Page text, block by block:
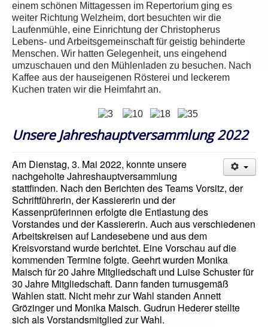
einem schönen Mittagessen im Repertorium ging es
weiter Richtung Welzheim, dort besuchten wir die
Laufenmühle, eine Einrichtung der Christopherus
Lebens- und Arbeitsgemeinschaft für geistig behinderte
Menschen. Wir hatten Gelegenheit, uns eingehend
umzuschauen und den Mühlenladen zu besuchen. Nach
Kaffee aus der hauseigenen Rösterei und leckerem
Kuchen traten wir die Heimfahrt an.
Unsere Jahreshauptversammlung 2022
Am Dienstag, 3. Mai 2022, konnte unsere
nachgeholte Jahreshauptversammlung
stattfinden. Nach den Berichten des Teams Vorsitz, der
Schriftführerin, der Kassiererin und der
Kassenprüferinnen erfolgte die Entlastung des
Vorstandes und der Kassiererin. Auch aus verschiedenen
Arbeitskreisen auf Landesebene und aus dem
Kreisvorstand wurde berichtet. Eine Vorschau auf die
kommenden Termine folgte. Geehrt wurden Monika
Maisch für 20 Jahre Mitgliedschaft und Luise Schuster für
30 Jahre Mitgliedschaft. Dann fanden turnusgemäß
Wahlen statt. Nicht mehr zur Wahl standen Annett
Grözinger und Monika Maisch. Gudrun Hederer stellte
sich als Vorstandsmitglied zur Wahl.